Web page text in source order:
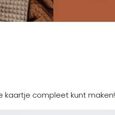
kaartje compleet kunt maken!